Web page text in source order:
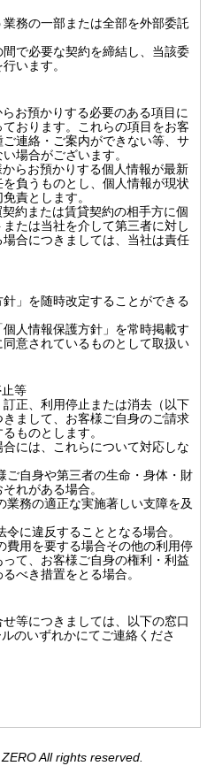
務の一部または全部を外部委託
で必要な契約を締結し、当該委
います。
お預かりする必要のある項目に
おります。これらの項目をお客
連絡・ご案内ができない等、サ
場合がございます。
らお預かりする個人情報が最新
負うものとし、個人情報が現状
責とします。
約または賃貸契約の相手方に個
たは当社を介して第三者に対し
合につきましては、当社は責任
」を随時改定することができる
人情報保護方針」を常時掲載す
意されているものとして取扱い
等
正、利用停止または消去（以下
きまして、お客様ご自身のご請求
ものとします。
には、これらについて対応しな
ご自身や第三者の生命・身体・財
れがある場合。
務の適正な実施著しい支障を及
に違反することとなる場合。
費用を要する場合その他の利用停
て、お客様ご自身の権利・利益
べき措置をとる場合。
等につきましては、以下の窓口
のいずれかにてご連絡くださ
All rights reserved.